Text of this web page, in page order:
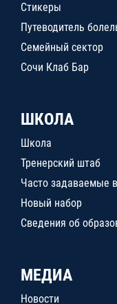
Стикеры
Путеводитель
Семейный сектор
Сочи Клаб Бар
ШКОЛА
Школа
Тренерский штаб
Часто задаваемые
Новый набор
Сведения об
МЕДИА
Новости